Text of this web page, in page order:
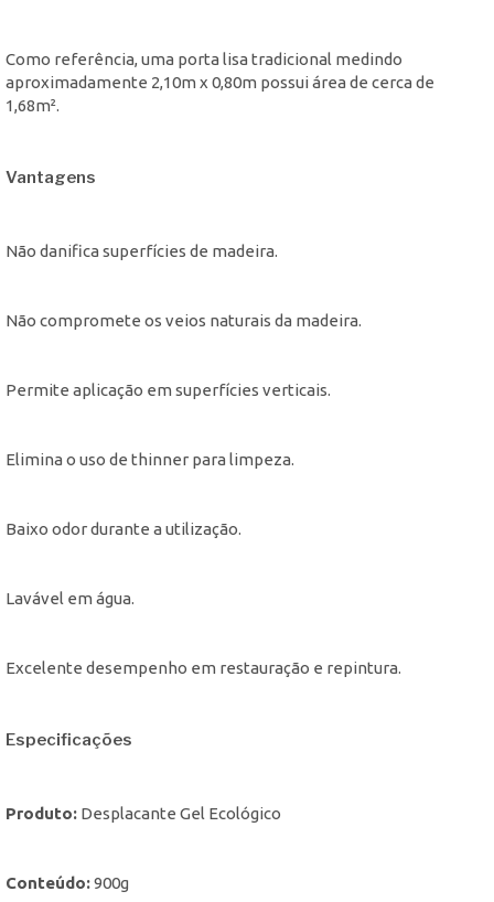
Como referência, uma porta lisa tradicional medindo
aproximadamente 2,10m x 0,80m possui área de cerca de
1,68m².
Vantagens
Não danifica superfícies de madeira.
Não compromete os veios naturais da madeira.
Permite aplicação em superfícies verticais.
Elimina o uso de thinner para limpeza.
Baixo odor durante a utilização.
Lavável em água.
Excelente desempenho em restauração e repintura.
Especificações
Produto: Desplacante Gel Ecológico
Conteúdo:900g